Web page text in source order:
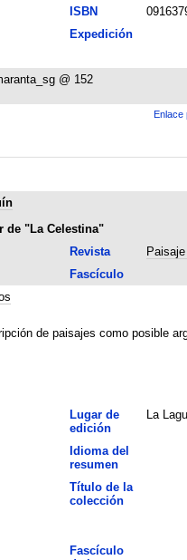
ISBN
Expedición
@ 152
Enlace
de "La Celestina"
Revista
Fascículo
de paisajes como posible
Lugar de
edición
La
Idioma del
resumen
Título de la
colección
Fascículo